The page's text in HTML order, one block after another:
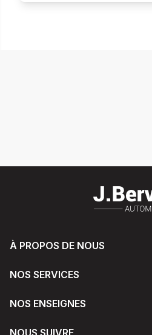
À PROPOS DE NOUS
NOS SERVICES
NOS ENSEIGNES
NOUS SUIVRE